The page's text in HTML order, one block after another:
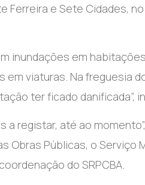
Ferreira e Sete Cidades,
inundações em
viaturas. Na freguesia
ter ficado danificada”,
a registar, até ao
Obras Públicas, o Serviço
do SRPCBA.